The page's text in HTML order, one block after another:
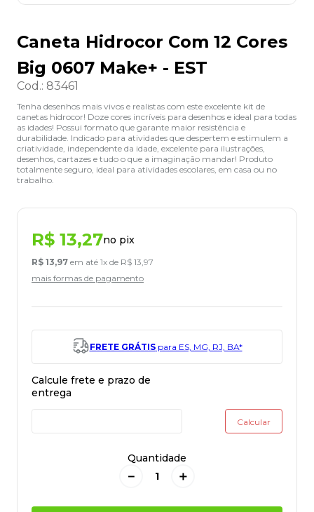
Caneta Hidrocor Com 12 Cores
Big 0607 Make+ - EST
Cod.: 83461
Tenha desenhos mais vivos e realistas com este excelente kit de
canetas hidrocor! Doze cores incríveis para desenhos e ideal para todas
as idades! Possui formato que garante maior resistência e
durabilidade. Indicado para atividades que despertem e estimulem a
criatividade, independente da idade, excelente para ilustrações,
desenhos, cartazes e tudo o que a imaginação mandar! Produto
totalmente seguro, ideal para atividades escolares, em casa ou no
trabalho.
R$ 13,27no pix
R$ 13,97 em até 1x de R$ 13,97
mais formas de pagamento
FRETE GRÁTISpara ES, MG, RJ, BA*
Quantidade
＋
－